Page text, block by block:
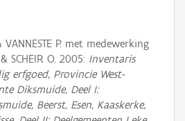
VANNESTE P. met medewerking
SCHEIR O. 2005: Inventaris
erfgoed, Provincie West-
Diksmuide, Deel I:
Beerst, Esen, Kaaskerke,